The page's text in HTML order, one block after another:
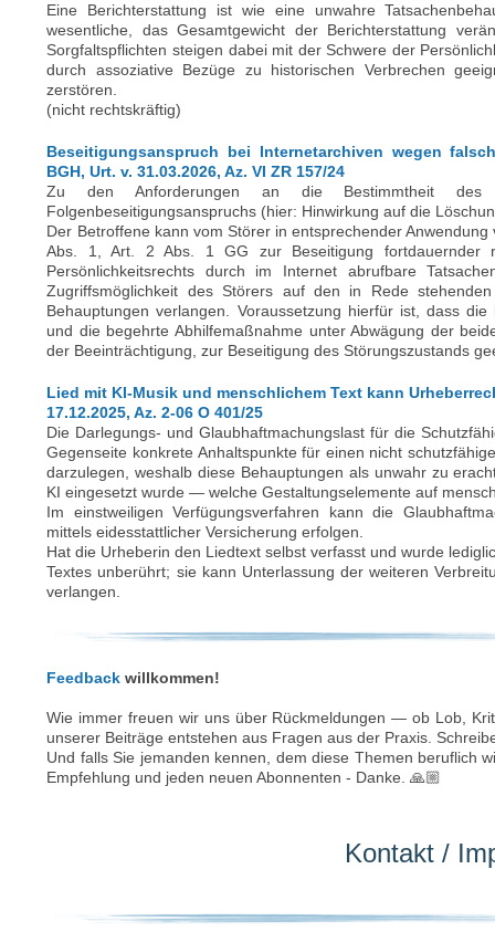
Eine Berichterstattung ist wie eine unwahre
wesentliche, das Gesamtgewicht der Berichterstattung
Sorgfaltspflichten steigen dabei mit der Schwere der
durch assoziative Bezüge zu historischen Verbrechen
zerstören.
(nicht rechtskräftig)
Beseitigungsanspruch bei Internetarchiven wegen
BGH, Urt. v. 31.03.2026, Az. VI ZR 157/24
Zu den Anforderungen an die Bestimmtheit des
Folgenbeseitigungsanspruchs (hier: Hinwirkung auf die
Der Betroffene kann vom Störer in entsprechender
Abs. 1, Art. 2 Abs. 1 GG zur Beseitigung fortdauernder
Persönlichkeitsrechts durch im Internet abrufbare
Zugriffsmöglichkeit des Störers auf den in Rede
Behauptungen verlangen. Voraussetzung hierfür ist, dass
und die begehrte Abhilfemaßnahme unter Abwägung der
der Beeinträchtigung, zur Beseitigung des Störungszustands
Lied mit KI-Musik und menschlichem Text kann
17.12.2025, Az. 2-06 O 401/25
Die Darlegungs- und Glaubhaftmachungslast für die
Gegenseite konkrete Anhaltspunkte für einen nicht
darzulegen, weshalb diese Behauptungen als unwahr zu
KI eingesetzt wurde — welche Gestaltungselemente auf
Im einstweiligen Verfügungsverfahren kann die
mittels eidesstattlicher Versicherung erfolgen.
Hat die Urheberin den Liedtext selbst verfasst und wurde
Textes unberührt; sie kann Unterlassung der weiteren
verlangen.
Feedback willkommen!
Wie immer freuen wir uns über Rückmeldungen — ob Lob,
unserer Beiträge entstehen aus Fragen aus der Praxis.
Und falls Sie jemanden kennen, dem diese Themen beruflich
Empfehlung und jeden neuen Abonnenten - Danke. 🙏🏼
Kontakt /